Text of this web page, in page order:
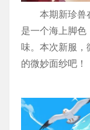
本期新珍兽
是一个海上脚色
味。本次新服
的微妙面纱吧！